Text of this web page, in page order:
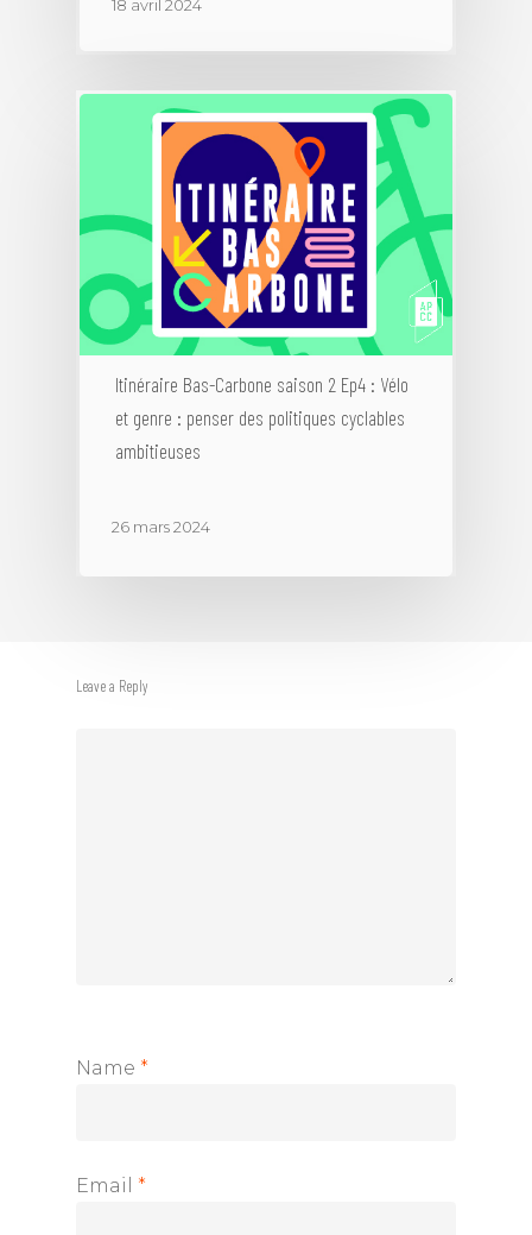
18 avril 2024
Itinéraire Bas-Carbone saison 2 Ep4 : Vélo
et genre : penser des politiques cyclables
ambitieuses
26 mars 2024
Leave a Reply
Name *
Email *